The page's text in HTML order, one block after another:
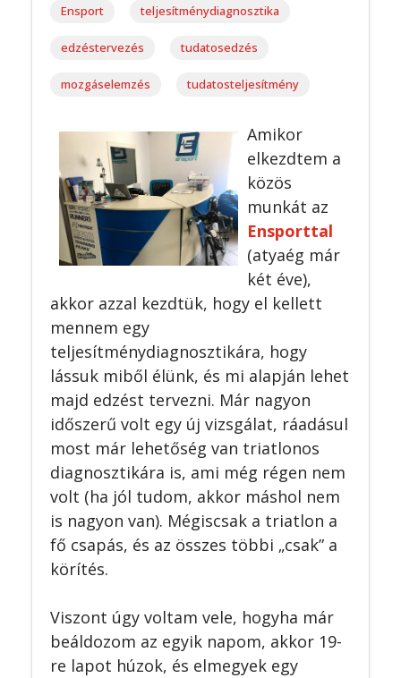
Ensport teljesítménydiagnosztika
edzéstervezés tudatosedzés
mozgáselemzés tudatosteljesítmény
Amikor
elkezdtem a
közös
munkát az
Ensporttal
(atyaég már
két éve),
akkor azzal kezdtük, hogy el kellett
mennem egy
teljesítménydiagnosztikára, hogy
lássuk miből élünk, és mi alapján lehet
majd edzést tervezni. Már nagyon
időszerű volt egy új vizsgálat, ráadásul
most már lehetőség van triatlonos
diagnosztikára is, ami még régen nem
volt (ha jól tudom, akkor máshol nem
is nagyon van). Mégiscsak a triatlon a
fő csapás, és az összes többi „csak” a
körítés.
Viszont úgy voltam vele, hogyha már
beáldozom az egyik napom, akkor 19-
re lapot húzok, és elmegyek egy